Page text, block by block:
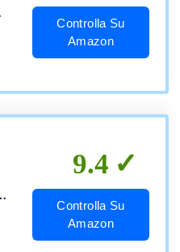
Controlla Su
Amazon
9.4
Controlla Su
Amazon